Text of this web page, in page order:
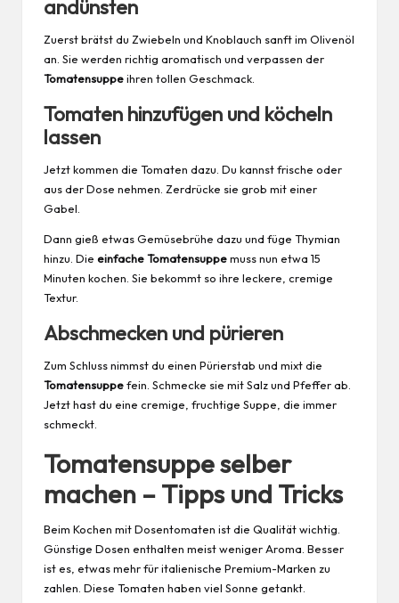
andünsten
Zuerst brätst du Zwiebeln und Knoblauch sanft im Olivenöl
an. Sie werden richtig aromatisch und verpassen der
Tomatensuppeihren tollen Geschmack.
Tomaten hinzufügen und köcheln
lassen
Jetzt kommen die Tomaten dazu. Du kannst frische oder
aus der Dose nehmen. Zerdrücke sie grob mit einer
Gabel.
Dann gieß etwasGemüsebrühe dazu und füge Thymian
hinzu. Die einfache Tomatensuppemuss nun etwa 15
Minuten kochen. Sie bekommt so ihre leckere, cremige
Textur.
Abschmecken und pürieren
Zum Schluss nimmst du einen Pürierstab und mixt die
Tomatensuppefein. Schmecke sie mit Salz und Pfeffer ab.
Jetzt hast du eine cremige, fruchtige Suppe, die immer
schmeckt.
Tomatensuppe selber
machen – Tipps und Tricks
Beim Kochen mit Dosentomaten ist die Qualität wichtig.
Günstige Dosen enthalten meist weniger Aroma. Besser
ist es, etwas mehr für italienische Premium-Marken zu
zahlen. Diese Tomaten haben viel Sonne getankt.